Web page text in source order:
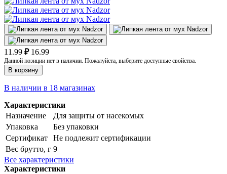
11.99 ₽ 16.99
Данной позиции нет в наличии. Пожалуйста, выберите доступные свойства.
В корзину
В наличии в 18 магазинах
Характеристики
Назначение
Для защиты от насекомых
Упаковка
Без упаковки
Сертификат
Не подлежит сертификации
Вес брутто, г 9
Все характеристики
Характеристики